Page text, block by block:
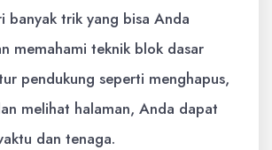
banyak trik yang bisa Anda
memahami teknik blok dasar
pendukung seperti menghapus,
melihat halaman, Anda dapat
dan tenaga.